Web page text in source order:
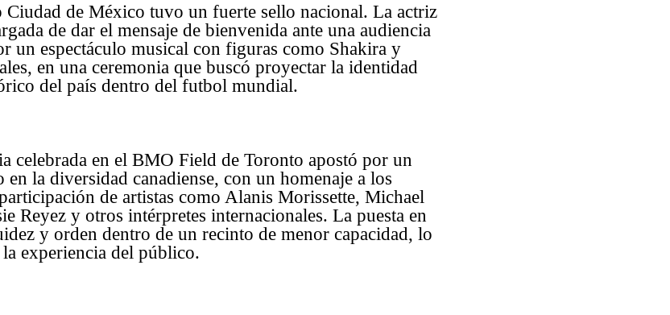
Ciudad de México tuvo un fuerte sello nacional. La actriz
de dar el mensaje de bienvenida ante una audiencia
un espectáculo musical con figuras como Shakira y
en una ceremonia que buscó proyectar la identidad
del país dentro del futbol mundial.
celebrada en el BMO Field de Toronto apostó por un
en la diversidad canadiense, con un homenaje a los
de artistas como Alanis Morissette, Michael
Reyez y otros intérpretes internacionales. La puesta en
y orden dentro de un recinto de menor capacidad, lo
experiencia del público.